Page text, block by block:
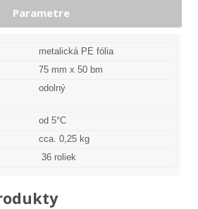
Parametre
metalická PE fólia
75 mm x 50 bm
odolný
od 5°C
cca. 0,25 kg
36 roliek